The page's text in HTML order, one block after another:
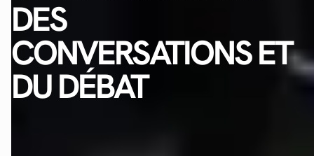
DES
CONVERSATIONS ET
DU DÉBAT